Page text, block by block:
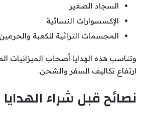
السجاد الصغير
الإكسسوارات النسائية
المجسمات التراثية للكعبة والحرمين
وتناسب هذه الهدايا أصحاب الميزانيات
ارتفاع تكاليف السفر والشحن.
نصائح قبل شراء الهدايا